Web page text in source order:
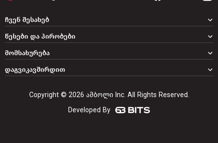
დაგვიკავშირდით
ჩვენ შესახებ
წესები და პირობები
მომსახურება
Copyright © 2026 ამბოლი Inc. All Rights Reserved.
Developed By